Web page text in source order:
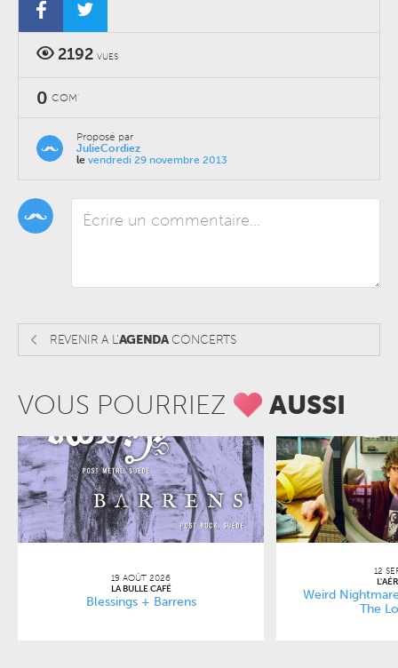
2192 VUES
0 COM'
Proposé par
JulieCordiez
le vendredi 29 novembre 2013
REVENIR A L'AGENDACONCERTS
VOUS POURRIEZ AUSSI
19 AOÛT 2026
LA BULLE CAFÉ
Blessings + Barrens
12
Weird
The